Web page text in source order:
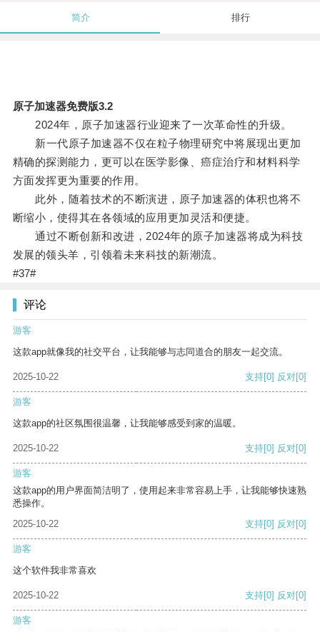
简介 排行
原子加速器免费版3.2
2024年，原子加速器行业迎来了一次革命性的升级。
新一代原子加速器不仅在粒子物理研究中将展现出更加
精确的探测能力，更可以在医学影像、癌症治疗和材料科学
方面发挥更为重要的作用。
此外，随着技术的不断演进，原子加速器的体积也将不
断缩小，使得其在各领域的应用更加灵活和便捷。
通过不断创新和改进，2024年的原子加速器将成为科技
发展的领头羊，引领着未来科技的新潮流。
#37#
评论
游客
这款app就像我的社交平台，让我能够与志同道合的朋友一起交流。
2025-10-22 支持[0] 反对[0]
游客
这款app的社区氛围很温馨，让我能够感受到家的温暖。
2025-10-22 支持[0] 反对[0]
游客
这款app的用户界面简洁明了，使用起来非常容易上手，让我能够快速熟
悉操作。
2025-10-22
支持[0] 反对[0]
游客
这个软件我非常喜欢
2025-10-22 支持[0] 反对[0]
游客